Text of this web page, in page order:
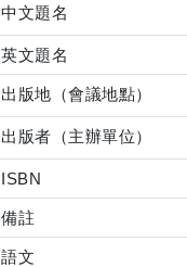
中文題名
英文題名
出版地（會議地點）
出版者（主辦單位）
ISBN
備註
語文